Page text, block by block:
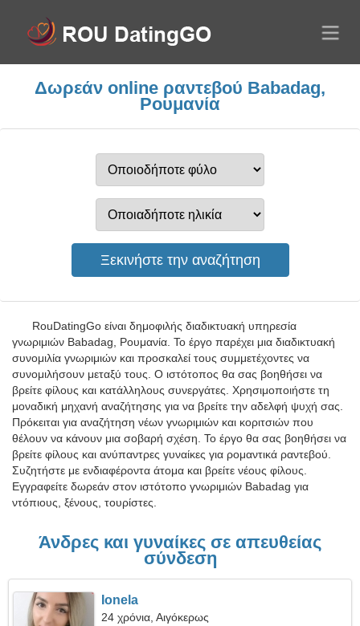
Δωρεάν online ραντεβού Babadag,
Ρουμανία
RouDatingGo είναι δημοφιλής διαδικτυακή υπηρεσία
γνωριμιών Babadag, Ρουμανία. Το έργο παρέχει μια διαδικτυακή
συνομιλία γνωριμιών και προσκαλεί τους συμμετέχοντες να
συνομιλήσουν μεταξύ τους. Ο ιστότοπος θα σας βοηθήσει να
βρείτε φίλους και κατάλληλους συνεργάτες. Χρησιμοποιήστε τη
μοναδική μηχανή αναζήτησης για να βρείτε την αδελφή ψυχή σας.
Πρόκειται για αναζήτηση νέων γνωριμιών και κοριτσιών που
θέλουν να κάνουν μια σοβαρή σχέση. Το έργο θα σας βοηθήσει να
βρείτε φίλους και ανύπαντρες γυναίκες για ρομαντικά ραντεβού.
Συζητήστε με ενδιαφέροντα άτομα και βρείτε νέους φίλους.
Εγγραφείτε δωρεάν στον ιστότοπο γνωριμιών Babadag για
ντόπιους, ξένους, τουρίστες.
Άνδρες και γυναίκες σε απευθείας
σύνδεση
Ionela
24 χρόνια, Αιγόκερως